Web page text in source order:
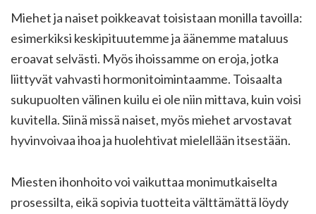
Miehet ja naiset poikkeavat toisistaan monilla tavoilla:
esimerkiksi keskipituutemme ja äänemme mataluus
eroavat selvästi. Myös ihoissamme on eroja, jotka
liittyvät vahvasti hormonitoimintaamme. Toisaalta
sukupuolten välinen kuilu ei ole niin mittava, kuin voisi
kuvitella. Siinä missä naiset, myös miehet arvostavat
hyvinvoivaa ihoa ja huolehtivat mielellään itsestään.
Miesten ihonhoito voi vaikuttaa monimutkaiselta
prosessilta, eikä sopivia tuotteita välttämättä löydy